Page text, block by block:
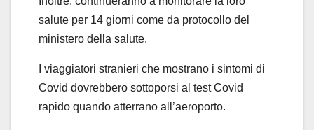
salute per 14 giorni come da protocollo del
ministero della salute.
I viaggiatori stranieri che mostrano i sintomi di
Covid dovrebbero sottoporsi al test Covid
rapido quando atterrano all’aeroporto.